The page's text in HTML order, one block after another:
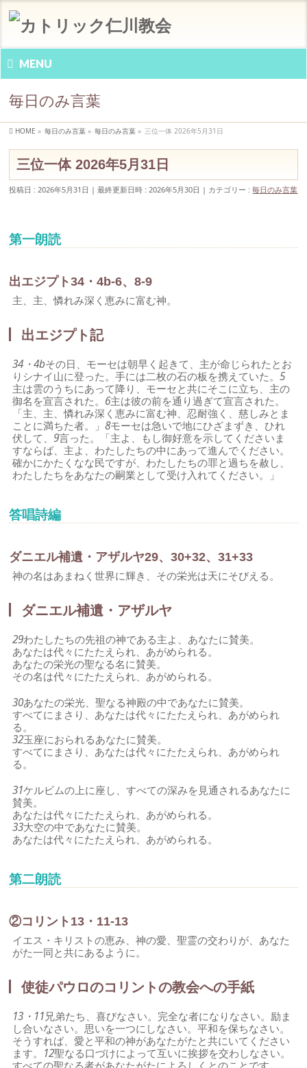
MENU
毎日のみ言葉
HOME » 毎日のみ言葉 » 毎日のみ言葉 » 三位一体 2026年5月31日
三位一体 2026年5月31日
投稿日 : 2026年5月31日 最終更新日時 : 2026年5月30日 カテゴリー :毎日のみ言葉
第一朗読
出エジプト34・4b-6、8-9
主、主、憐れみ深く恵みに富む神。
出エジプト記
34・4bその日、モーセは朝早く起きて、主が命じられたとお
りシナイ山に登った。手には二枚の石の板を携えていた。5
主は雲のうちにあって降り、モーセと共にそこに立ち、主の
御名を宣言された。 6主は彼の前を通り過ぎて宣言された。
「主、主、憐れみ深く恵みに富む神、忍耐強く、慈しみとま
ことに満ちた者。」8モーセは急いで地にひざまずき、ひれ
伏して、9言った。「主よ、もし御好意を示してくださいま
すならば、主よ、わたしたちの中にあって進んでください。
確かにかたくなな民ですが、わたしたちの罪と過ちを赦し、
わたしたちをあなたの嗣業として受け入れてください。」
答唱詩編
ダニエル補遺・アザルヤ29、30+32、31+33
神の名はあまねく世界に輝き、その栄光は天にそびえる。
ダニエル補遺・アザルヤ
29わたしたちの先祖の神である主よ、あなたに賛美。
あなたは代々にたたえられ、あがめられる。
あなたの栄光の聖なる名に賛美。
その名は代々にたたえられ、あがめられる。
30あなたの栄光、聖なる神殿の中であなたに賛美。
すべてにまさり、あなたは代々にたたえられ、あがめられ
る。
32玉座におられるあなたに賛美。
すべてにまさり、あなたは代々にたたえられ、あがめられ
る。
31ケルビムの上に座し、すべての深みを見通されるあなたに
賛美。
あなたは代々にたたえられ、あがめられる。
33大空の中であなたに賛美。
あなたは代々にたたえられ、あがめられる。
第二朗読
②コリント13・11-13
イエス・キリストの恵み、神の愛、聖霊の交わりが、あなた
がた一同と共にあるように。
使徒パウロのコリントの教会への手紙
13・11兄弟たち、喜びなさい。完全な者になりなさい。励ま
し合いなさい。思いを一つにしなさい。平和を保ちなさい。
そうすれば、愛と平和の神があなたがたと共にいてください
ます。 12聖なる口づけによって互いに挨拶を交わしなさい。